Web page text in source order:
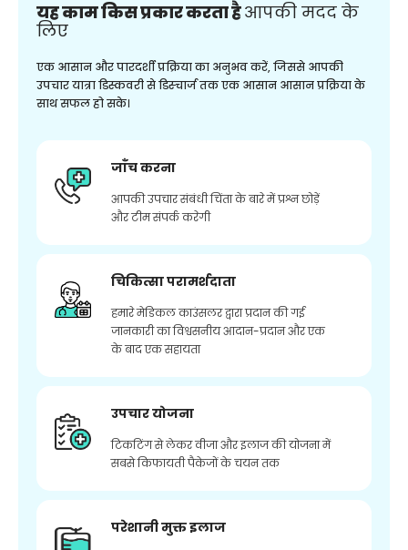
यह काम किस प्रकार करता हैआपकी मदद के
लिए
एक आसान और पारदर्शी प्रक्रिया का अनुभव करें, जिससे आपकी
उपचार यात्रा डिस्कवरी से डिस्चार्ज तक एक आसान आसान प्रक्रिया के
साथ सफल हो सके।
जाँच करना
आपकी उपचार संबंधी चिंता के बारे में प्रश्न छोड़ें
और टीम संपर्क करेगी
चिकित्सा परामर्शदाता
हमारे मेडिकल काउंसलर द्वारा प्रदान की गई
जानकारी का विश्वसनीय आदान-प्रदान और एक
के बाद एक सहायता
उपचार योजना
टिकटिंग से लेकर वीजा और इलाज की योजना में
सबसे किफायती पैकेजों के चयन तक
परेशानी मुक्त इलाज